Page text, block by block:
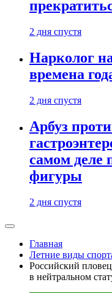
2 дня спустя
Нарколог
времена
2 дня спустя
Арбуз
самом деле
фигуры
2 дня спустя
Главная
Летние виды
Российский пловец
в нейтральном